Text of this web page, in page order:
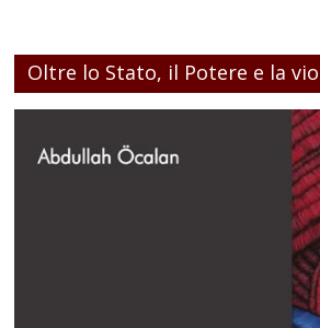
Oltre lo Stato, il Potere e la